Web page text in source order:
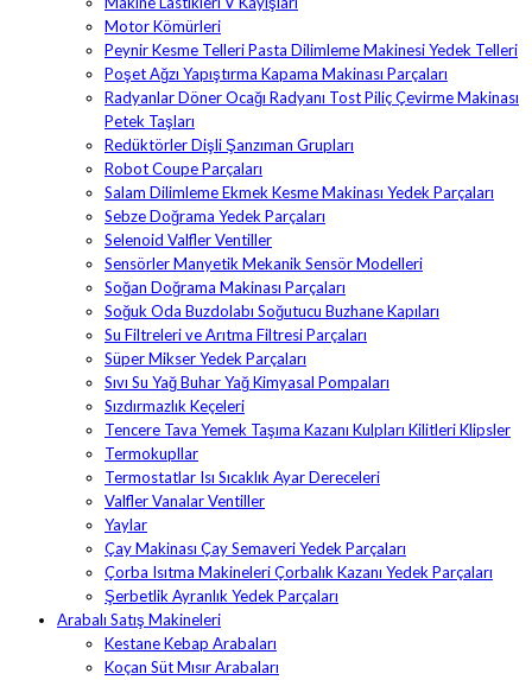
Motor Kömürleri
Peynir Kesme Telleri Pasta Dilimleme Makinesi Yedek Telleri
Poşet Ağzı Yapıştırma Kapama Makinası Parçaları
Radyanlar Döner Ocağı Radyanı Tost Piliç Çevirme Makinası
Petek Taşları
Redüktörler Dişli Şanzıman Grupları
Robot Coupe Parçaları
Salam Dilimleme Ekmek Kesme Makinası Yedek Parçaları
Sebze Doğrama Yedek Parçaları
Selenoid Valfler Ventiller
Sensörler Manyetik Mekanik Sensör Modelleri
Soğan Doğrama Makinası Parçaları
Soğuk Oda Buzdolabı Soğutucu Buzhane Kapıları
Su Filtreleri ve Arıtma Filtresi Parçaları
Süper Mikser Yedek Parçaları
Sıvı Su Yağ Buhar Yağ Kimyasal Pompaları
Sızdırmazlık Keçeleri
Tencere Tava Yemek Taşıma Kazanı Kulpları Kilitleri Klipsler
Termokupllar
Termostatlar Isı Sıcaklık Ayar Dereceleri
Valfler Vanalar Ventiller
Yaylar
Çay Makinası Çay Semaveri Yedek Parçaları
Çorba Isıtma Makineleri Çorbalık Kazanı Yedek Parçaları
Şerbetlik Ayranlık Yedek Parçaları
Arabalı Satış Makineleri
Kestane Kebap Arabaları
Koçan Süt Mısır Arabaları